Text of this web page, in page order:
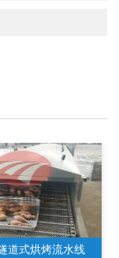
道式烘烤流水线